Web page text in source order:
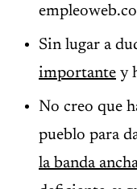
Sin lugar a
importante y
No creo que
pueblo para
la banda